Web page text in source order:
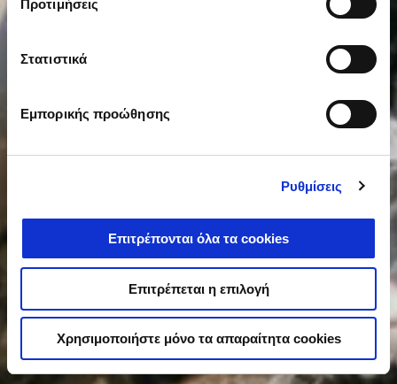
Προτιμήσεις
Στατιστικά
Εμπορικής προώθησης
Ρυθμίσεις
Επιτρέπονται όλα τα cookies
Επιτρέπεται η επιλογή
Χρησιμοποιήστε μόνο τα απαραίτητα cookies